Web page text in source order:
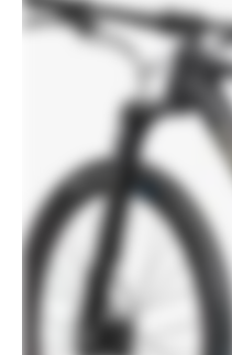
Extra 1
charger
BITTE BEACHTE, DASS
VERFÜGBARKEITEN
VORAB NICHT
KOMMEN KANN .